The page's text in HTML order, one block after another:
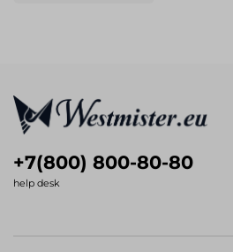
+7(800) 800-80-80
help desk